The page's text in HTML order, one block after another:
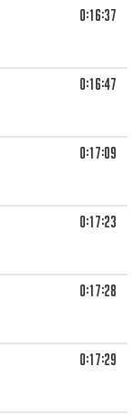
0:16:37
0:16:47
0:17:09
0:17:23
0:17:28
0:17:29